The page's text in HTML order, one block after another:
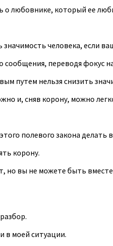
о любовнике, который ее
человека, если
сообщения, переводя фокус
путем нельзя снизить
и, сняв корону, можно
полевого закона
корону.
но вы не можете быть
в моей ситуации.